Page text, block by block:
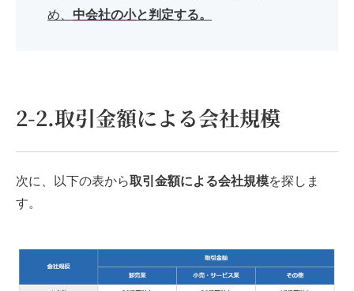
め、 中会社の小と判定する。
2-2.取引金額による会社規模
次に、以下の表から取引金額による会社規模を探しま
す。